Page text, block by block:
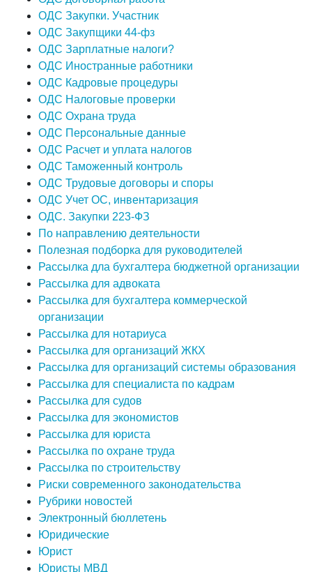
ОДС Закупки. Участник
ОДС Закупщики 44-фз
ОДС Зарплатные налоги?
ОДС Иностранные работники
ОДС Кадровые процедуры
ОДС Налоговые проверки
ОДС Охрана труда
ОДС Персональные данные
ОДС Расчет и уплата налогов
ОДС Таможенный контроль
ОДС Трудовые договоры и споры
ОДС Учет ОС, инвентаризация
ОДС. Закупки 223-ФЗ
По направлению деятельности
Полезная подборка для руководителей
Рассылка дла бухгалтера бюджетной организации
Рассылка для адвоката
Рассылка для бухгалтера коммерческой
организации
Рассылка для нотариуса
Рассылка для организаций ЖКХ
Рассылка для организаций системы образования
Рассылка для специалиста по кадрам
Рассылка для судов
Рассылка для экономистов
Рассылка для юриста
Рассылка по охране труда
Рассылка по строительству
Риски современного законодательства
Рубрики новостей
Электронный бюллетень
Юридические
Юрист
Юристы МВД